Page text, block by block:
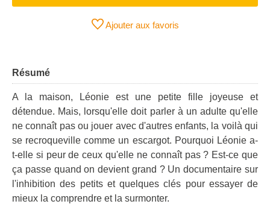
Ajouter aux favoris
Résumé
A la maison, Léonie est une petite fille joyeuse et
détendue. Mais, lorsqu'elle doit parler à un adulte qu'elle
ne connaît pas ou jouer avec d'autres enfants, la voilà qui
se recroqueville comme un escargot. Pourquoi Léonie a-
t-elle si peur de ceux qu'elle ne connaît pas ? Est-ce que
ça passe quand on devient grand ? Un documentaire sur
l'inhibition des petits et quelques clés pour essayer de
mieux la comprendre et la surmonter.